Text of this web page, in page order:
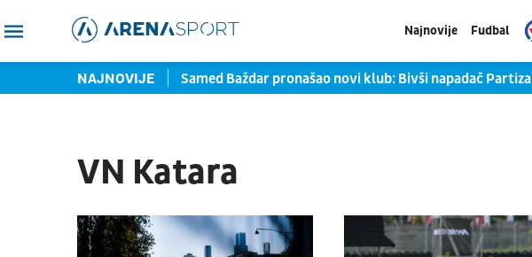
Najnovije Fudbal
NAJNOVIJE
zaustavljene u Torontu Samed Baždar pronašao novi klub: Bivši napadač
VN Katara